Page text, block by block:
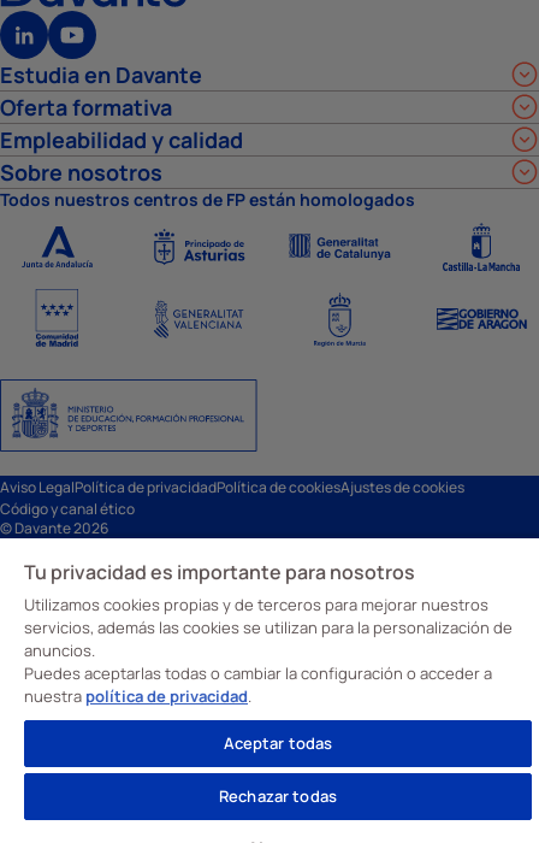
Estudia en Davante
Oferta formativa
Empleabilidad y calidad
Sobre nosotros
Todos nuestros centros de FP están homologados
Aviso LegalPolítica de privacidadPolítica de cookiesAjustes de cookies
Código y canal ético
© Davante 2026
Tu privacidad es importante para nosotros
Utilizamos cookies propias y de terceros para mejorar nuestros
servicios, además las cookies se utilizan para la personalización de
anuncios.
Puedes aceptarlas todas o cambiar la configuración o acceder a
nuestra política de privacidad.
Aceptar todas
Rechazar todas